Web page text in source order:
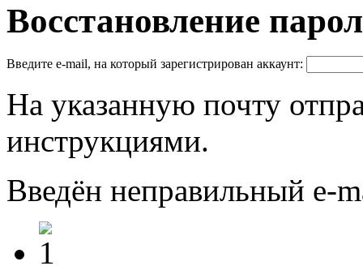
Восстановление
Введите e-mail, на который зарегистрирован аккаунт:
На указанную почту
инструкциями.
Введён неправильный e-